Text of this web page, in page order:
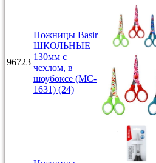
96723
Ножницы Basir
ШКОЛЬНЫЕ
130мм с
чехлом, в
шоубоксе (MC-
1631) (24)